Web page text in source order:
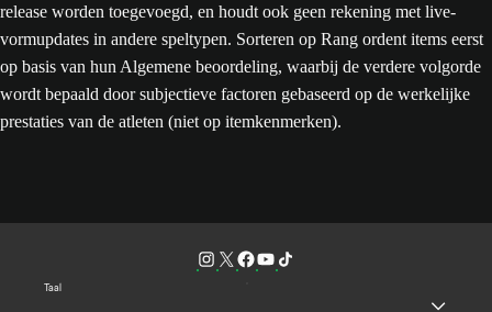
release worden toegevoegd, en houdt ook geen rekening met live-
vormupdates in andere speltypen. Sorteren op Rang ordent items eerst
op basis van hun Algemene beoordeling, waarbij de verdere volgorde
wordt bepaald door subjectieve factoren gebaseerd op de werkelijke
prestaties van de atleten (niet op itemkenmerken).
Taal